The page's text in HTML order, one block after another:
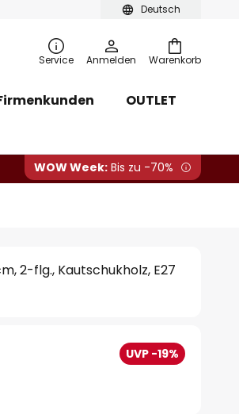
Deutsch
Warenkorb
Service Anmelden
OUTLET
WOW Week: Bis zu -70%
2-flg., Kautschukholz, E27
UVP -19%